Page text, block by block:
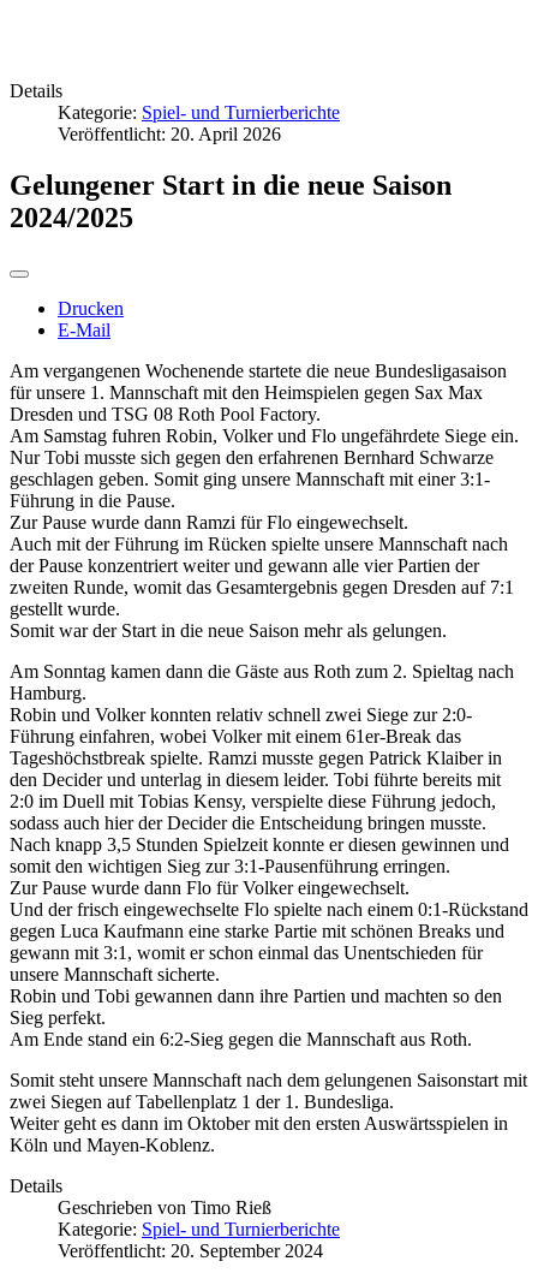
Details
Kategorie: Spiel- und Turnierberichte
Veröffentlicht: 20. April 2026
Gelungener Start in die neue Saison
2024/2025
Drucken
E-Mail
Am vergangenen Wochenende startete die neue Bundesligasaison
für unsere 1. Mannschaft mit den Heimspielen gegen Sax Max
Dresden und TSG 08 Roth Pool Factory.
Am Samstag fuhren Robin, Volker und Flo ungefährdete Siege ein.
Nur Tobi musste sich gegen den erfahrenen Bernhard Schwarze
geschlagen geben. Somit ging unsere Mannschaft mit einer 3:1-
Führung in die Pause.
Zur Pause wurde dann Ramzi für Flo eingewechselt.
Auch mit der Führung im Rücken spielte unsere Mannschaft nach
der Pause konzentriert weiter und gewann alle vier Partien der
zweiten Runde, womit das Gesamtergebnis gegen Dresden auf 7:1
gestellt wurde.
Somit war der Start in die neue Saison mehr als gelungen.
Am Sonntag kamen dann die Gäste aus Roth zum 2. Spieltag nach
Hamburg.
Robin und Volker konnten relativ schnell zwei Siege zur 2:0-
Führung einfahren, wobei Volker mit einem 61er-Break das
Tageshöchstbreak spielte. Ramzi musste gegen Patrick Klaiber in
den Decider und unterlag in diesem leider. Tobi führte bereits mit
2:0 im Duell mit Tobias Kensy, verspielte diese Führung jedoch,
sodass auch hier der Decider die Entscheidung bringen musste.
Nach knapp 3,5 Stunden Spielzeit konnte er diesen gewinnen und
somit den wichtigen Sieg zur 3:1-Pausenführung erringen.
Zur Pause wurde dann Flo für Volker eingewechselt.
Und der frisch eingewechselte Flo spielte nach einem 0:1-Rückstand
gegen Luca Kaufmann eine starke Partie mit schönen Breaks und
gewann mit 3:1, womit er schon einmal das Unentschieden für
unsere Mannschaft sicherte.
Robin und Tobi gewannen dann ihre Partien und machten so den
Sieg perfekt.
Am Ende stand ein 6:2-Sieg gegen die Mannschaft aus Roth.
Somit steht unsere Mannschaft nach dem gelungenen Saisonstart mit
zwei Siegen auf Tabellenplatz 1 der 1. Bundesliga.
Weiter geht es dann im Oktober mit den ersten Auswärtsspielen in
Köln und Mayen-Koblenz.
Details
Geschrieben von Timo Rieß
Kategorie: Spiel- und Turnierberichte
Veröffentlicht: 20. September 2024